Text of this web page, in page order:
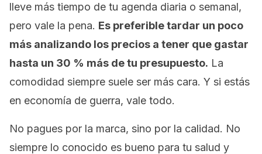
lleve más tiempo de tu agenda diaria o semanal,
pero vale la pena. Es preferible tardar un poco
más analizando los precios a tener que gastar
hasta un 30 % más de tu presupuesto. La
comodidad siempre suele ser más cara. Y si estás
en economía de guerra, vale todo.
No pagues por la marca, sino por la calidad. No
siempre lo conocido es bueno para tu salud y